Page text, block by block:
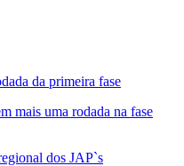
da primeira fase
mais uma rodada na fase
dos JAP`s